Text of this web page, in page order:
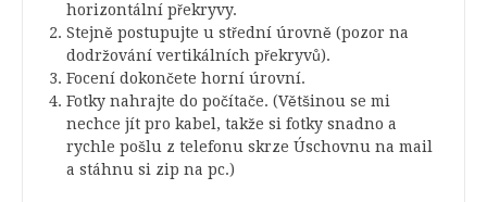
horizontální překryvy.
Stejně postupujte u střední úrovně (pozor na
dodržování vertikálních překryvů).
Focení dokončete horní úrovní.
Fotky nahrajte do počítače. (Většinou se mi
nechce jít pro kabel, takže si fotky snadno a
rychle pošlu z telefonu skrze Úschovnu na mail
a stáhnu si zip na pc.)